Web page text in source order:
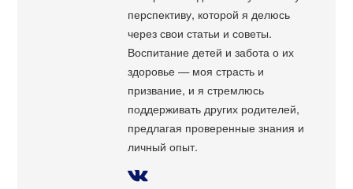
перспективу, которой я делюсь
через свои статьи и советы.
Воспитание детей и забота о их
здоровье — моя страсть и
призвание, и я стремлюсь
поддерживать других родителей,
предлагая проверенные знания и
личный опыт.